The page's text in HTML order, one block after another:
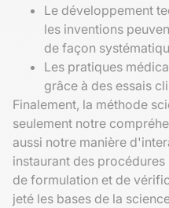
Le développement
les inventions
de façon
Les pratiques
grâce à des essais
Finalement, la méthode
seulement notre
aussi notre manière
instaurant des
de formulation et de
jeté les bases de la